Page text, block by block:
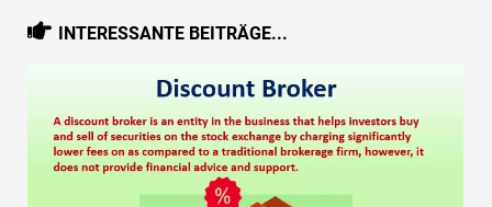
INTERESSANTE BEITRÄGE...